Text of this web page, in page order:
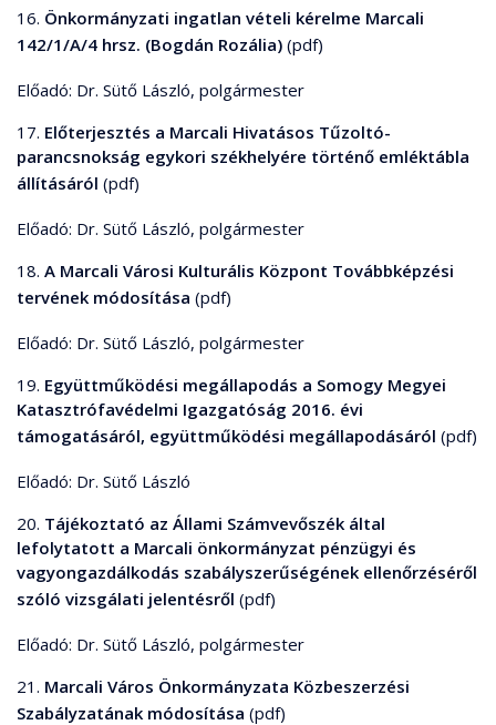
16. Önkormányzati ingatlan vételi kérelme Marcali
142/1/A/4 hrsz. (Bogdán Rozália) (pdf)
Előadó: Dr. Sütő László, polgármester
17. Előterjesztés a Marcali Hivatásos Tűzoltó-
parancsnokság egykori székhelyére történő emléktábla
állításáról (pdf)
Előadó: Dr. Sütő László, polgármester
18. A Marcali Városi Kulturális Központ Továbbképzési
tervének módosítása (pdf)
Előadó: Dr. Sütő László, polgármester
19. Együttműködési megállapodás a Somogy Megyei
Katasztrófavédelmi Igazgatóság 2016. évi
támogatásáról, együttműködési megállapodásáról (pdf)
Előadó: Dr. Sütő László
20. Tájékoztató az Állami Számvevőszék által
lefolytatott a Marcali önkormányzat pénzügyi és
vagyongazdálkodás szabályszerűségének ellenőrzéséről
szóló vizsgálati jelentésről (pdf)
Előadó: Dr. Sütő László, polgármester
21. Marcali Város Önkormányzata Közbeszerzési
Szabályzatának módosítása (pdf)